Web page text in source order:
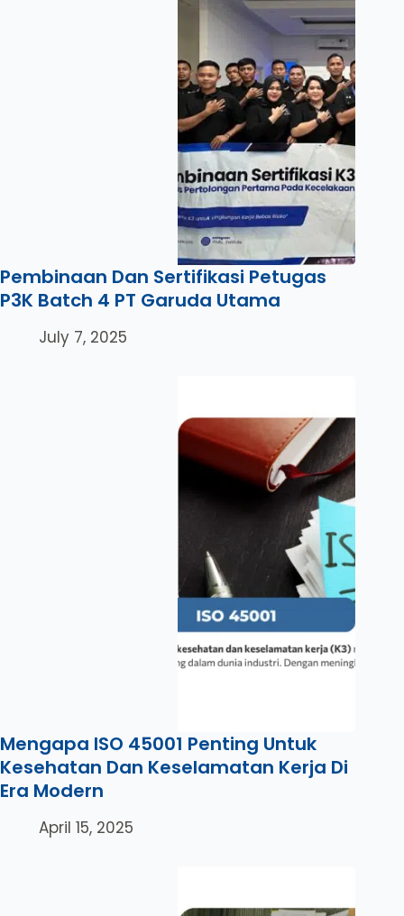
Pembinaan Dan Sertifikasi Petugas
P3K Batch 4 PT Garuda Utama
July 7, 2025
Mengapa ISO 45001 Penting Untuk
Kesehatan Dan Keselamatan Kerja Di
Era Modern
April 15, 2025